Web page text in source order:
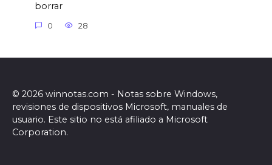
borrar
0 28
© 2026 winnotas.com - Notas sobre Windows,
revisiones de dispositivos Microsoft, manuales de
usuario. Este sitio no está afiliado a Microsoft
Corporation.